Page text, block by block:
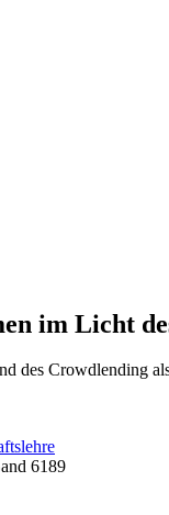
im Licht
des Crowdlending
6189